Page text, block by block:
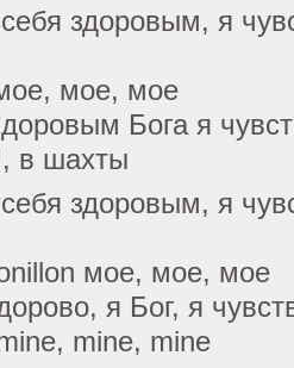
здоровым, я
мое, мое
Бога я
в шахты
здоровым, я
мое, мое, мое
я Бог, я
mine, mine